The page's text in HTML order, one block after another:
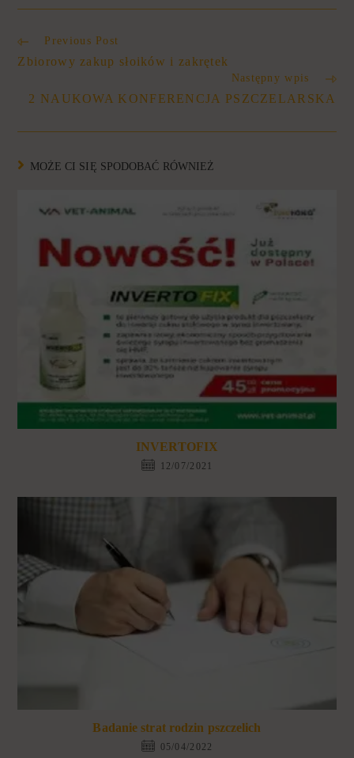
Previous Post
Zbiorowy zakup słoików i zakrętek
Następny wpis
2 NAUKOWA KONFERENCJA PSZCZELARSKA
MOŻE CI SIĘ SPODOBAĆ RÓWNIEŻ
INVERTOFIX
12/07/2021
Badanie strat rodzin pszczelich
05/04/2022